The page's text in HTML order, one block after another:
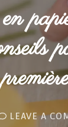
LEAVE A